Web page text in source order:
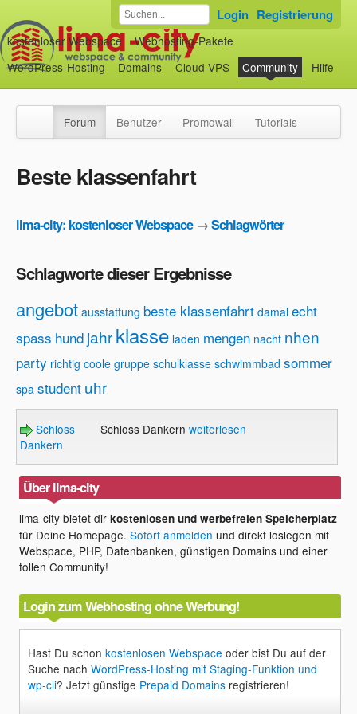
kostenloser Webspace
Webhosting-Pakete
WordPress-Hosting
Domains Cloud-VPS Community Hilfe
Login Registrierung
Forum Benutzer Promowall Tutorials
Beste klassenfahrt
lima-city: kostenloser Webspace→Schlagwörter
Schlagworte dieser Ergebnisse
angebot ausstattung beste klassenfahrt damal echt
spass hund jahrklasse laden mengen nacht nhen
party richtig coole gruppe schulklasse schwimmbad sommer
spa student uhr
Schloss
Dankern
Schloss Dankern weiterlesen
Über lima-city
lima-city bietet dirkostenlosen und werbefreien Speicherplatz
für Deine Homepage.Sofort anmelden und direkt loslegen mit
Webspace, PHP, Datenbanken, günstigen Domains und einer
tollen Community!
Login zum Webhosting ohne Werbung!
Hast Du schonkostenlosen Webspace oder bist Du auf der
Suche nachWordPress-Hosting mit Staging-Funktion und
wp-cli? Jetzt günstige Prepaid Domains registrieren!